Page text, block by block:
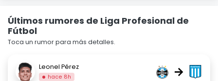
Últimos rumores de Liga Profesional de
Fútbol
Toca un rumor para más detalles.
Leonel Pérez
hace 8h →